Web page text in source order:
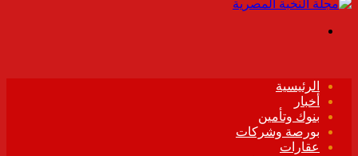
الرئيسية
أخبار
بنوك وتأمين
بورصة وشركات
عقارات